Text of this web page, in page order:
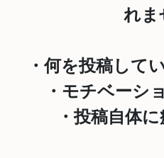
れま
・何を投稿して
・モチベーシ
・投稿自体